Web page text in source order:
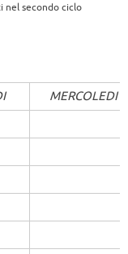
nel secondo ciclo
MERCOLEDI